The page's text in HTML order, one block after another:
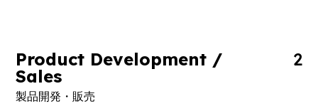
Product Development /
Sales
製品開発・販売
2